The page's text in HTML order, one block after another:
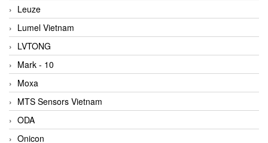
Leuze
Lumel Vietnam
LVTONG
Mark - 10
Moxa
MTS Sensors Vietnam
ODA
Onicon